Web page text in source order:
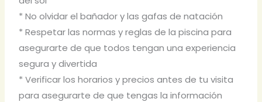
* No olvidar el bañador y las gafas de natación
* Respetar las normas y reglas de la piscina para
asegurarte de que todos tengan una experiencia
segura y divertida
* Verificar los horarios y precios antes de tu visita
para asegurarte de que tengas la información